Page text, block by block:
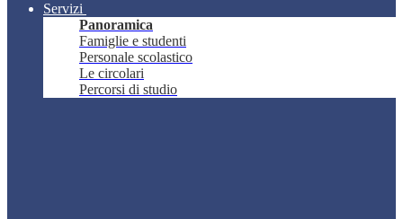
Servizi
Panoramica
Famiglie e studenti
Personale scolastico
Le circolari
Percorsi di studio